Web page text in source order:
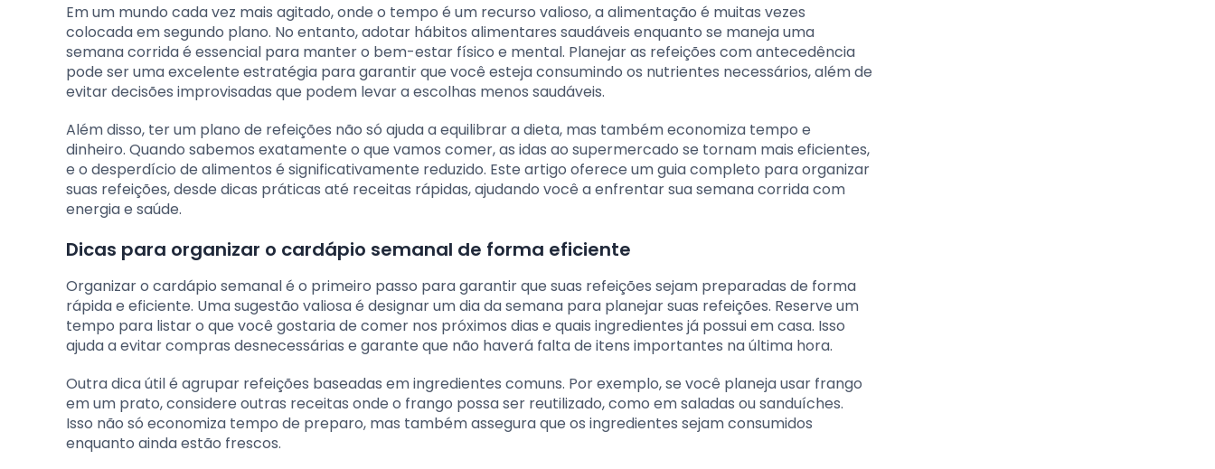
Em um mundo cada vez mais agitado, onde o tempo é um recurso valioso, a alimentação é muitas vezes
colocada em segundo plano. No entanto, adotar hábitos alimentares saudáveis enquanto se maneja uma
semana corrida é essencial para manter o bem-estar físico e mental. Planejar as refeições com antecedência
pode ser uma excelente estratégia para garantir que você esteja consumindo os nutrientes necessários, além de
evitar decisões improvisadas que podem levar a escolhas menos saudáveis.
Além disso, ter um plano de refeições não só ajuda a equilibrar a dieta, mas também economiza tempo e
dinheiro. Quando sabemos exatamente o que vamos comer, as idas ao supermercado se tornam mais eficientes,
e o desperdício de alimentos é significativamente reduzido. Este artigo oferece um guia completo para organizar
suas refeições, desde dicas práticas até receitas rápidas, ajudando você a enfrentar sua semana corrida com
energia e saúde.
Dicas para organizar o cardápio semanal de forma eficiente
Organizar o cardápio semanal é o primeiro passo para garantir que suas refeições sejam preparadas de forma
rápida e eficiente. Uma sugestão valiosa é designar um dia da semana para planejar suas refeições. Reserve um
tempo para listar o que você gostaria de comer nos próximos dias e quais ingredientes já possui em casa. Isso
ajuda a evitar compras desnecessárias e garante que não haverá falta de itens importantes na última hora.
Outra dica útil é agrupar refeições baseadas em ingredientes comuns. Por exemplo, se você planeja usar frango
em um prato, considere outras receitas onde o frango possa ser reutilizado, como em saladas ou sanduíches.
Isso não só economiza tempo de preparo, mas também assegura que os ingredientes sejam consumidos
enquanto ainda estão frescos.